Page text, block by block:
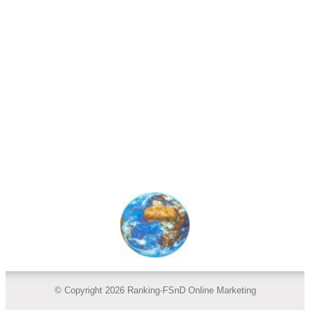
© Copyright 2026 Ranking-FSnD Online Marketing